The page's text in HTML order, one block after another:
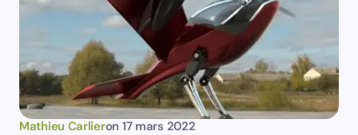
Votre adresse e-mail ne sera pas publiée.
Les
champs obligatoires sont indiqués avec*
Name *
Prévenez-moi de tous les nouveaux articles par e-
Mathieu Carlieron 17 mars 2022